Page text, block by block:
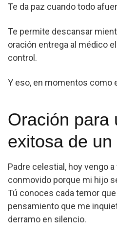
Te da paz cuando todo
Te permite descansar
oración entrega al médico
control.
Y eso, en momentos como
Oración para
exitosa de un
Padre celestial, hoy vengo
conmovido porque mi hijo
Tú conoces cada temor
pensamiento que me
derramo en silencio.